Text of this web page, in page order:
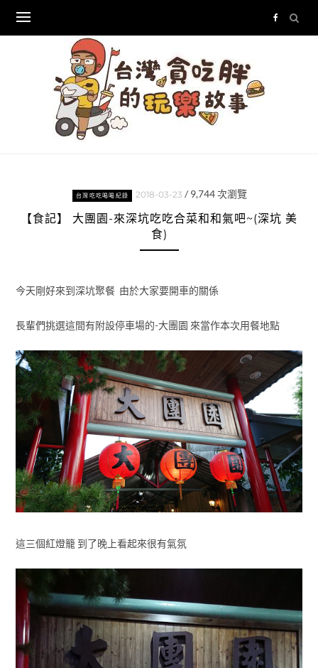
content
台灣吃吃喝喝紀錄 2018-03-23 / 9,744次瀏覽
【食記】 大團園-來深坑吃吃合菜和和氣吧~(深坑 美
食)
今天剛好來到深坑聚餐 由於大家要開車的關係
長輩們挑選這間有附設停車場的-大團園 來當作本次用餐地點
這三個紅燈籠 到了晚上看起來很有氣氛